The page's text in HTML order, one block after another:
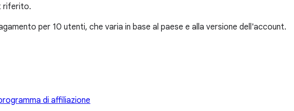
riferito.
per 10 utenti, che varia in base al paese e alla versione dell'account.
di affiliazione